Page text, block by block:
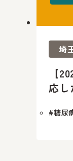
埼
【
応し
#糖尿